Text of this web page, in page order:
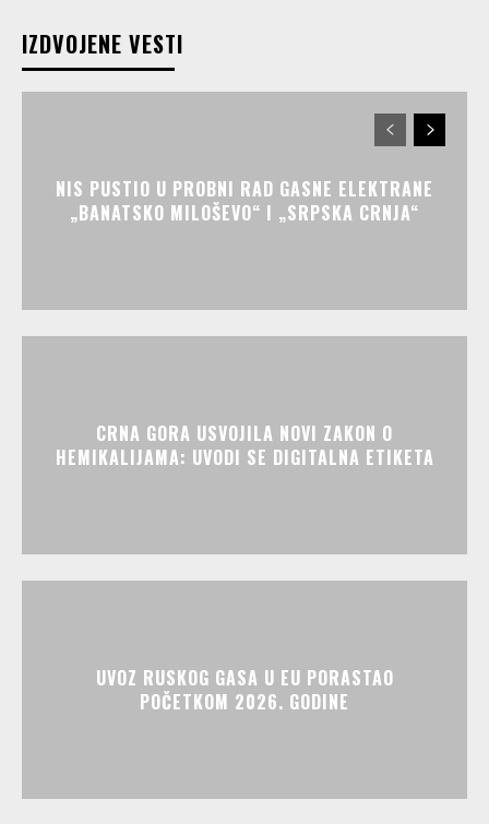
IZDVOJENE VESTI
NIS PUSTIO U PROBNI RAD GASNE ELEKTRANE
„BANATSKO MILOŠEVO“ I „SRPSKA CRNJA“
CRNA GORA USVOJILA NOVI ZAKON O
HEMIKALIJAMA: UVODI SE DIGITALNA ETIKETA
UVOZ RUSKOG GASA U EU PORASTAO
POČETKOM 2026. GODINE